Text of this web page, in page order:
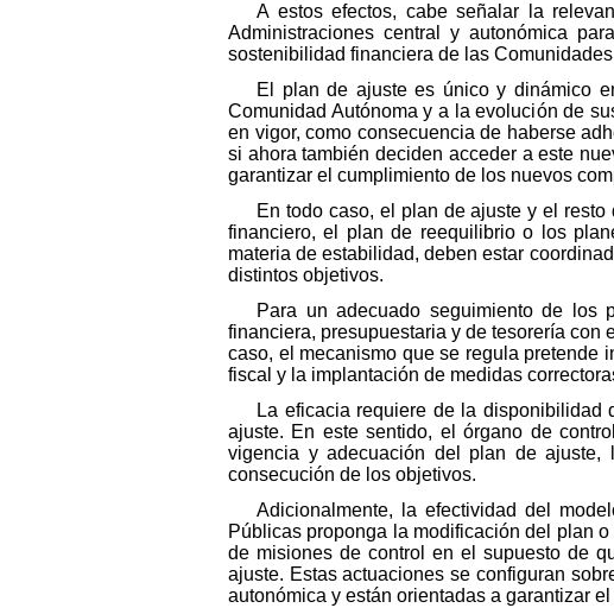
A estos efectos, cabe señalar la
Administraciones central y autonómica
sostenibilidad financiera de las
El plan de ajuste es único y dinámico
Comunidad Autónoma y a la evolución de
en vigor, como consecuencia de haberse
si ahora también deciden acceder a este
garantizar el cumplimiento de los nuevos
En todo caso, el plan de ajuste y el
financiero, el plan de reequilibrio o los
materia de estabilidad, deben estar
distintos objetivos.
Para un adecuado seguimiento de los
financiera, presupuestaria y de tesorería
caso, el mecanismo que se regula pretende
fiscal y la implantación de medidas
La eficacia requiere de la disponibilidad
ajuste. En este sentido, el órgano de
vigencia y adecuación del plan de
consecución de los objetivos.
Adicionalmente, la efectividad del
Públicas proponga la modificación del plan
de misiones de control en el supuesto de
ajuste. Estas actuaciones se configuran
autonómica y están orientadas a garantizar